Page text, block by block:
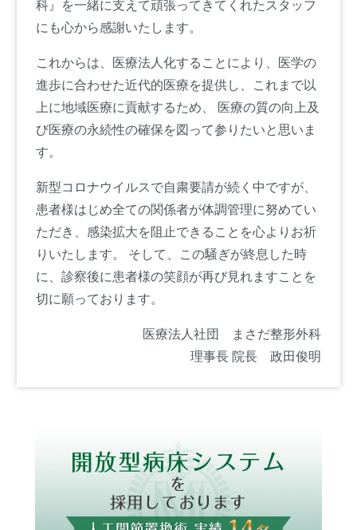
科』を一緒に支えて頑張ってきてくれたスタッフ
にも心から感謝いたします。
これからは、医療法人化することにより、医学の
進歩に合わせた近代的医療を提供し、これまで以
上に地域医療に貢献するため、 医療の質の向上及
び医療の永続性の確保を図って参りたいと思いま
す。
新型コロナウイルスで自粛要請が続く中ですが、
患者様はじめ全ての関係者が体調管理に努めてい
ただき、感染拡大を阻止できることを心よりお祈
りいたします。 そして、この騒ぎが終息した時
に、診察後に患者様の笑顔が再び見れますことを
切に願っております。
医療法人社団 まさだ整形外科
理事長 院長 政田俊明